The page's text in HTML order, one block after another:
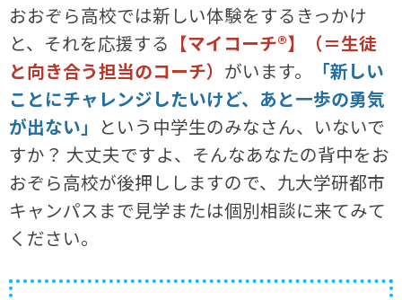
おおぞら高校では新しい体験をするきっかけ
と、それを応援する 【マイコーチ®】（＝生徒
と向き合う担当のコーチ） がいます。
「新しい
ことにチャレンジしたいけど、あと一歩の勇気
が出ない」 という中学生のみなさん、いないで
すか？ 大丈夫ですよ、そんなあなたの背中をお
おぞら高校が後押ししますので、九大学研都市
キャンパスまで見学または個別相談に来てみて
ください。